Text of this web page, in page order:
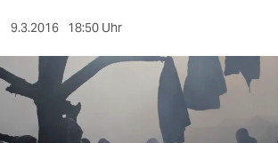
sport
berlin
nord
9.3.2016 18:50 Uhr